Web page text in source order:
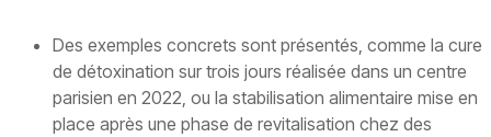
Des exemples concrets sont présentés, comme la cure
de détoxination sur trois jours réalisée dans un centre
parisien en 2022, ou la stabilisation alimentaire mise en
place après une phase de revitalisation chez des